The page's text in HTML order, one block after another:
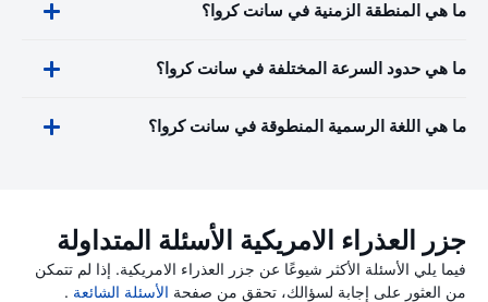
ما هي المنطقة الزمنية في سانت كروا؟
ما هي حدود السرعة المختلفة في سانت كروا؟
ما هي اللغة الرسمية المنطوقة في سانت كروا؟
جزر العذراء الامريكية الأسئلة المتداولة
فيما يلي الأسئلة الأكثر شيوعًا عن جزر العذراء الامريكية. إذا لم تتمكن
من العثور على إجابة لسؤالك، تحقق من صفحة الأسئلة الشائعة .